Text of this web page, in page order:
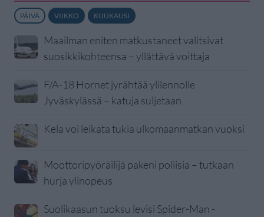
PÄIVÄ VIIKKO KUUKAUSI
Maailman eniten matkustaneet valitsivat
suosikkikohteensa – yllättävä voittaja
F/A-18 Hornet jyrähtää ylilennolle
Jyväskylässä – katuja suljetaan
Kela voi leikata tukia ulkomaanmatkan vuoksi
Moottoripyöräilijä pakeni poliisia – tutkaan
hurja ylinopeus
Suolikaasun tuoksu levisi Spider-Man -